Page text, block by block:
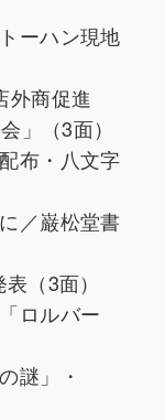
ーハン現地
外商促進
」（3面）
布・八文字
／巌松堂書
（3面）
ロルバー
謎」・